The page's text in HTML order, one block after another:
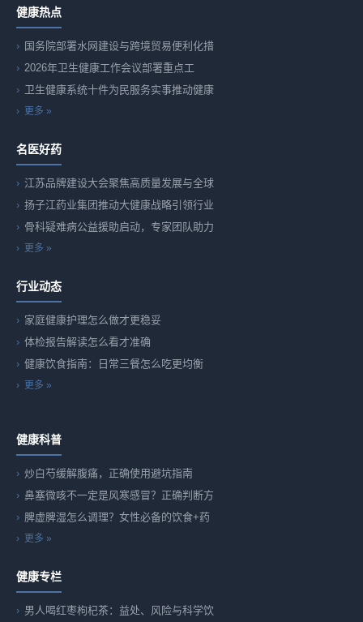
健康热点
国务院部署水网建设与跨境贸易便利化措
2026年卫生健康工作会议部署重点工
卫生健康系统十件为民服务实事推动健康
更多 »
名医好药
江苏品牌建设大会聚焦高质量发展与全球
扬子江药业集团推动大健康战略引领行业
骨科疑难病公益援助启动，专家团队助力
更多 »
行业动态
家庭健康护理怎么做才更稳妥
体检报告解读怎么看才准确
健康饮食指南：日常三餐怎么吃更均衡
更多 »
健康科普
炒白芍缓解腹痛，正确使用避坑指南
鼻塞微咳不一定是风寒感冒？正确判断方
脾虚脾湿怎么调理？女性必备的饮食+药
更多 »
健康专栏
男人喝红枣枸杞茶：益处、风险与科学饮